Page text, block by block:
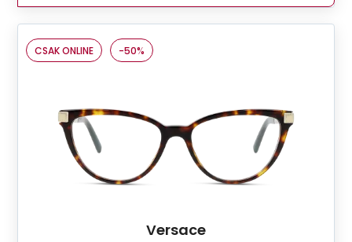
CSAK ONLINE -50%
Versace